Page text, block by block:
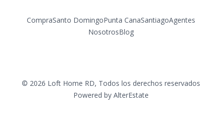
CompraSanto DomingoPunta CanaSantiagoAgentes
NosotrosBlog
© 2026 Loft Home RD, Todos los derechos reservados
Powered by AlterEstate